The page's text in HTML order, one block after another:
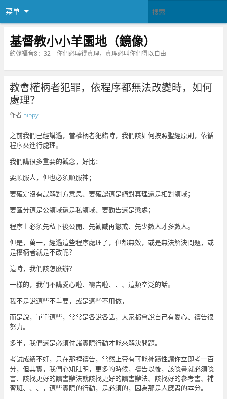
菜单
基督教小小羊園地（鏡像）
約翰福音8：32 你們必曉得真理，真理必叫你們得以自由
教會權柄者犯罪，依程序都無法改變時，如何
處理？
作者 hippy
之前我們已經講過，當權柄者犯錯時，我們該如何按照聖經原則，依循
程序來進行處理。
我們講很多重要的觀念，好比：
要順服人，但也必須順服神；
要確定沒有誤解對方意思、要確認這是絕對真理還是相對領域；
要區分這是公領域還是私領域、要勸告還是懲處；
程序上必須先私下後公開、先勸誡再懲戒、先少數人才多數人。
但是，萬一，經過這些程序處理了，但都無效，或是無法解決問題，或
是權柄者就是不改呢？
這時，我們該怎麼辦？
一樣的，我們不講愛心啦、禱告啦、、、這類空泛的話。
我不是說這些不重要，或是這些不用做，
而是說，單單這些，常常是各說各話，大家都會說自己有愛心、禱告很
努力。
多半，我們還是必須付諸實際行動才能來解決問題。
考試成績不好，只在那裡禱告，當然上帝有可能神蹟性讓你立即考一百
分，但其實，我們心知肚明，更多的時候，禱告以後，該唸書就必須唸
書、該找更好的讀書辦法就該找更好的讀書辦法、該找好的參考書、補
習班、、、，這些實際的行動，是必須的，因為那是人應盡的本分。